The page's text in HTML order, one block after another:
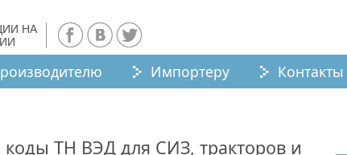
НА
Импортеру Контакты
ТН ВЭД для СИЗ, тракторов и